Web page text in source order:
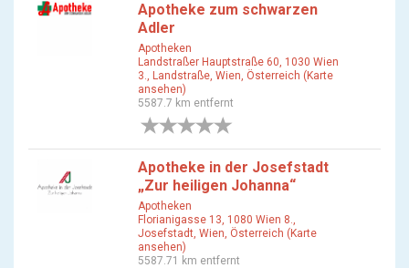
Apotheke zum schwarzen
Adler
Apotheken
Landstraßer Hauptstraße 60, 1030 Wien
3., Landstraße, Wien, Österreich (Karte
ansehen)
5587.7 km entfernt
Apotheke in der Josefstadt
„Zur heiligen Johanna“
Apotheken
Florianigasse 13, 1080 Wien 8.,
Josefstadt, Wien, Österreich (Karte
ansehen)
5587.71 km entfernt